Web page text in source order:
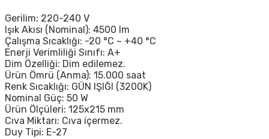
Gerilim: 220-240 V
Işık Akısı (Nominal): 4500 lm
Çalışma Sıcaklığı: -20 °C ~ +40 °C
Enerji Verimliliği Sınıfı: A+
Dim Özelliği: Dim edilemez.
Ürün Ömrü (Anma): 15.000 saat
Renk Sıcaklığı: GÜN IŞIĞI (3200K)
Nominal Güç: 50 W
Ürün Ölçüleri: 125x215 mm
Cıva Miktarı: Cıva içermez.
Duy Tipi: E-27